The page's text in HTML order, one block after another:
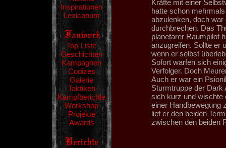
Inspirationen
Lexicanum
Top-Liste
Geschichten
Kampagnen
Codizes
Galerie
Taktiken
Kampfberichte
Workshop
Projekte
Awards
Kräfte mit einer
hatte schon
abzulenken, doch
durchbrechen. Das
planetarer Raumpilot
anzugreifen. Sollte er
wenn er selbst
Sofort warfen sich
Verfolger. Doch
Auch er war ein
Sturmtruppe der Dark
sich kurz und wischte
einer Handbewegung
lief er den beiden
zwischen den beiden